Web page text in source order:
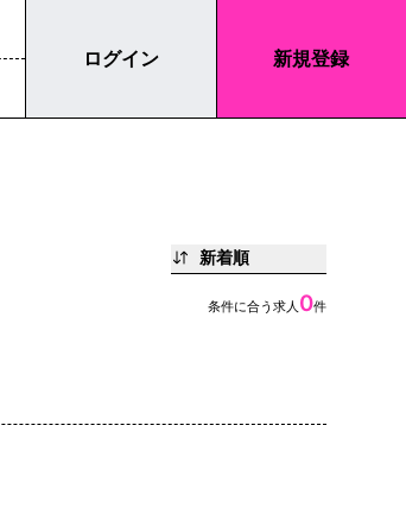
ログイン 新規登録
新着順
条件に合う求人 0件